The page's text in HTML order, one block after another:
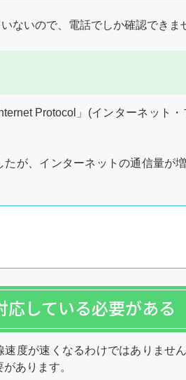
ないので、電話でしか確認できま
Protocol」(インターネット
が、インターネットの通信量が
応している必要がある
度が速くなるわけではありませ
あります。